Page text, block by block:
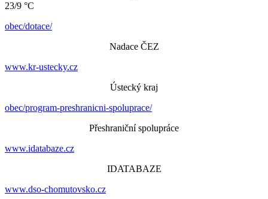
23/9 °C
obec/dotace/
Nadace ČEZ
www.kr-ustecky.cz
Ústecký kraj
obec/program-preshranicni-spoluprace/
Přeshraniční spolupráce
www.idatabaze.cz
IDATABAZE
www.dso-chomutovsko.cz